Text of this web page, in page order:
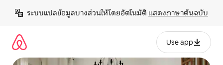
เนื้อหา
ระบบแปลข้อมูลบางส่วนให้โดยอัตโนมัติ แสดงภาษาต้นฉบับ
Use app